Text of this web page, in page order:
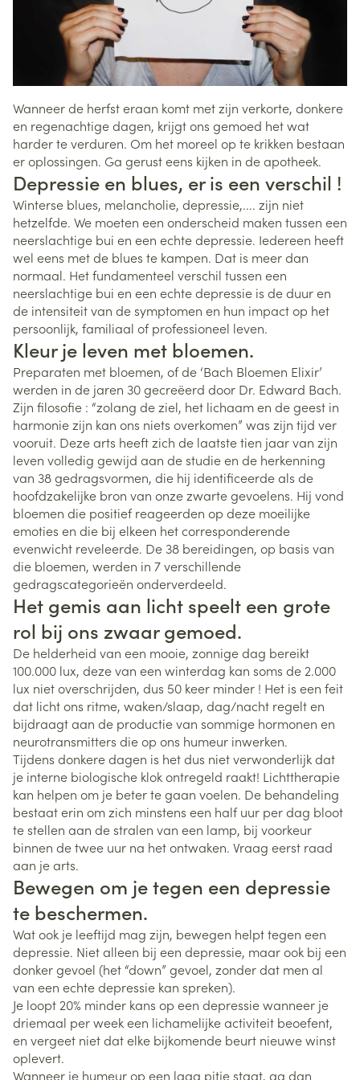
Wanneer de herfst eraan komt met zijn verkorte, donkere
en regenachtige dagen, krijgt ons gemoed het wat
harder te verduren. Om het moreel op te krikken bestaan
er oplossingen. Ga gerust eens kijken in de apotheek.
Depressie en blues, er is een verschil !
Winterse blues, melancholie, depressie,.... zijn niet
hetzelfde. We moeten een onderscheid maken tussen een
neerslachtige bui en een echte depressie. Iedereen heeft
wel eens met de blues te kampen. Dat is meer dan
normaal. Het fundamenteel verschil tussen een
neerslachtige bui en een echte depressie is de duur en
de intensiteit van de symptomen en hun impact op het
persoonlijk, familiaal of professioneel leven.
Kleur je leven met bloemen.
Preparaten met bloemen, of de ‘Bach Bloemen Elixir’
werden in de jaren 30 gecreëerd door Dr. Edward Bach.
Zijn filosofie : “zolang de ziel, het lichaam en de geest in
harmonie zijn kan ons niets overkomen” was zijn tijd ver
vooruit. Deze arts heeft zich de laatste tien jaar van zijn
leven volledig gewijd aan de studie en de herkenning
van 38 gedragsvormen, die hij identificeerde als de
hoofdzakelijke bron van onze zwarte gevoelens. Hij vond
bloemen die positief reageerden op deze moeilijke
emoties en die bij elkeen het corresponderende
evenwicht reveleerde. De 38 bereidingen, op basis van
die bloemen, werden in 7 verschillende
gedragscategorieën onderverdeeld.
Het gemis aan licht speelt een grote
rol bij ons zwaar gemoed.
De helderheid van een mooie, zonnige dag bereikt
100.000 lux, deze van een winterdag kan soms de 2.000
lux niet overschrijden, dus 50 keer minder ! Het is een feit
dat licht ons ritme, waken/slaap, dag/nacht regelt en
bijdraagt aan de productie van sommige hormonen en
neurotransmitters die op ons humeur inwerken.
Tijdens donkere dagen is het dus niet verwonderlijk dat
je interne biologische klok ontregeld raakt! Lichttherapie
kan helpen om je beter te gaan voelen. De behandeling
bestaat erin om zich minstens een half uur per dag bloot
te stellen aan de stralen van een lamp, bij voorkeur
binnen de twee uur na het ontwaken. Vraag eerst raad
aan je arts.
Bewegen om je tegen een depressie
te beschermen.
Wat ook je leeftijd mag zijn, bewegen helpt tegen een
depressie. Niet alleen bij een depressie, maar ook bij een
donker gevoel (het “down” gevoel, zonder dat men al
van een echte depressie kan spreken).
Je loopt 20% minder kans op een depressie wanneer je
driemaal per week een lichamelijke activiteit beoefent,
en vergeet niet dat elke bijkomende beurt nieuwe winst
oplevert.
Wanneer je humeur op een laag pitje staat, ga dan